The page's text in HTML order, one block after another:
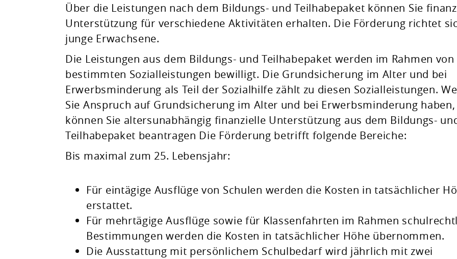
Natur & Umwelt
Freizeit & Leben
Über die Leistungen nach dem Bildungs- und Teilhabepaket können Sie
Unterstützung für verschiedene Aktivitäten erhalten. Die Förderung richtet
junge Erwachsene.
Die Leistungen aus dem Bildungs- und Teilhabepaket werden im Rahmen von
bestimmten Sozialleistungen bewilligt. Die Grundsicherung im Alter und bei
Erwerbsminderung als Teil der Sozialhilfe zählt zu diesen Sozialleistungen.
Sie Anspruch auf Grundsicherung im Alter und bei Erwerbsminderung haben,
können Sie altersunabhängig finanzielle Unterstützung aus dem Bildungs-
Teilhabepaket beantragen Die Förderung betrifft folgende Bereiche:
Bis maximal zum 25. Lebensjahr:
Für eintägige Ausflüge von Schulen werden die Kosten in tatsächlicher
erstattet.
Für mehrtägige Ausflüge sowie für Klassenfahrten im Rahmen
Bestimmungen werden die Kosten in tatsächlicher Höhe übernommen.
Die Ausstattung mit persönlichem Schulbedarf wird jährlich mit zwei